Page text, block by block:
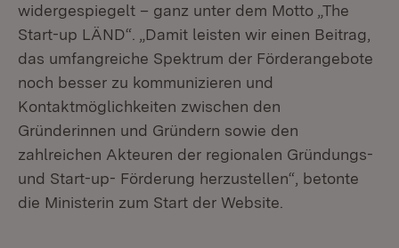
widergespiegelt – ganz unter dem Motto „The
Start-up LÄND“. „Damit leisten wir einen Beitrag,
das umfangreiche Spektrum der Förderangebote
noch besser zu kommunizieren und
Kontaktmöglichkeiten zwischen den
Gründerinnen und Gründern sowie den
zahlreichen Akteuren der regionalen Gründungs-
und Start-up- Förderung herzustellen“, betonte
die Ministerin zum Start der Website.